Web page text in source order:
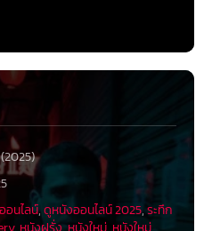
อนไลน์,ดูหนังออนไลน์ 2025,ระทึก